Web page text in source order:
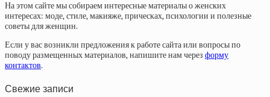
На этом сайте мы собираем интересные материалы о женских
интересах: моде, стиле, макияже, прическах, психологии и полезные
советы для женщин.
Если у вас возникли предложения к работе сайта или вопросы по
поводу размещенных материалов, напишите нам через форму
контактов.
Свежие записи